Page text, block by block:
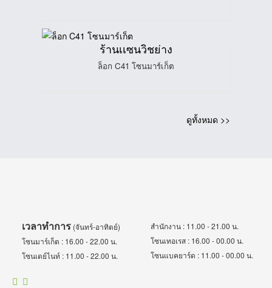
ร้านเเซนวิชย่าง
ล็อก C41 โซนมาร์เก็ต
ดูทั้งหมด >>
เวลาทำการ(จันทร์-อาทิตย์)
โซนมาร์เก็ต : 16.00 - 22.00 น.
โซนเดย์ไนท์ : 11.00 - 22.00 น.
สำนักงาน : 11.00 - 21.00 น.
โซนเทอเรส : 16.00 - 00.00 น.
โซนแบคยาร์ด : 11.00 - 00.00 น.